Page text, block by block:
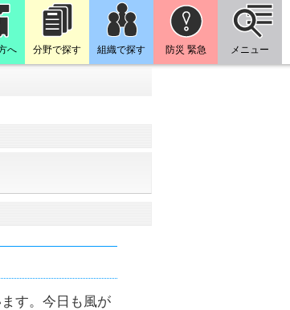
へ 分野で探す 組織で探す 防災 緊急 メニュー
す。今日も風が